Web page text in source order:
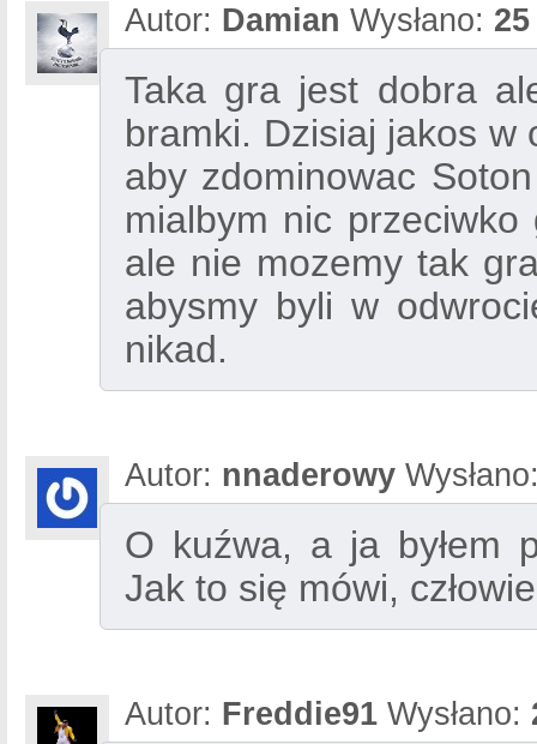
Autor: Damian Wysłano:
Taka gra jest dobra
bramki. Dzisiaj jakos w
aby zdominowac
mialbym nic
ale nie mozemy tak
abysmy byli w
nikad.
Autor: nnaderowy
O kuźwa, a ja byłem
Jak to się mówi,
Autor: Freddie91 Wysłano: